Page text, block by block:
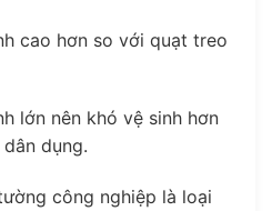
cao hơn so với quạt treo
lớn nên khó vệ sinh hơn
dụng.
công nghiệp là loại